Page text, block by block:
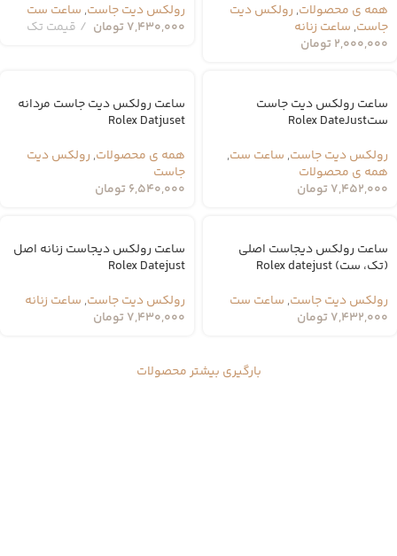
همه ی محصولات, رولکس دیت
جاست, ساعت زنانه
2,000,000تومان
رولکس دیت جاست, ساعت ست
7,430,000تومان قیمت تک
ساعت رولکس دیت جاست
ستRolex DateJust
رولکس دیت جاست, ساعت ست,
همه ی محصولات
7,452,000تومان
ساعت رولکس دیت جاست مردانه
Rolex Datjuset
همه ی محصولات, رولکس دیت
جاست
6,540,000تومان
ساعت رولکس دیجاست اصلی
(تک، ست) Rolex datejust
رولکس دیت جاست, ساعت ست
7,432,000تومان
ساعت رولکس دیجاست زنانه اصل
Rolex Datejust
رولکس دیت جاست, ساعت زنانه
7,430,000تومان
بارگیری بیشتر محصولات